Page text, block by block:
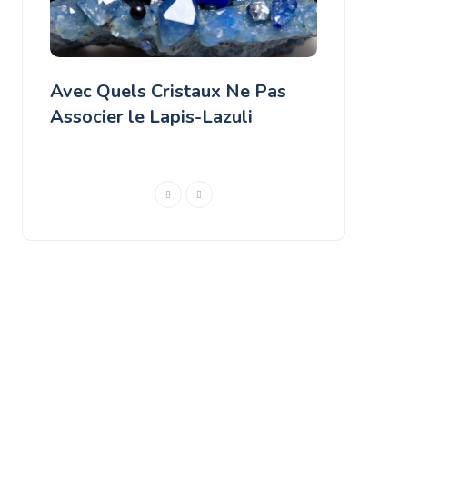
Avec Quels Cristaux Ne Pas
Associer le Lapis-Lazuli